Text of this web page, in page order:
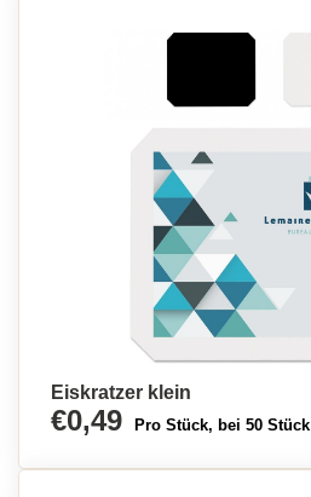
Eiskratzer klein
€0,49 Pro Stück, bei 50 Stück